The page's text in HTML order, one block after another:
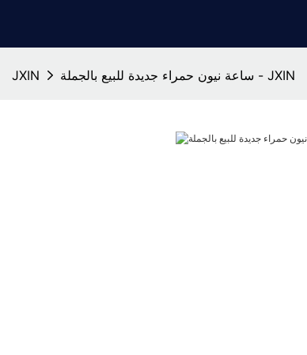
JXIN ساعة نيون حمراء جديدة للبيع بالجملة - JXIN